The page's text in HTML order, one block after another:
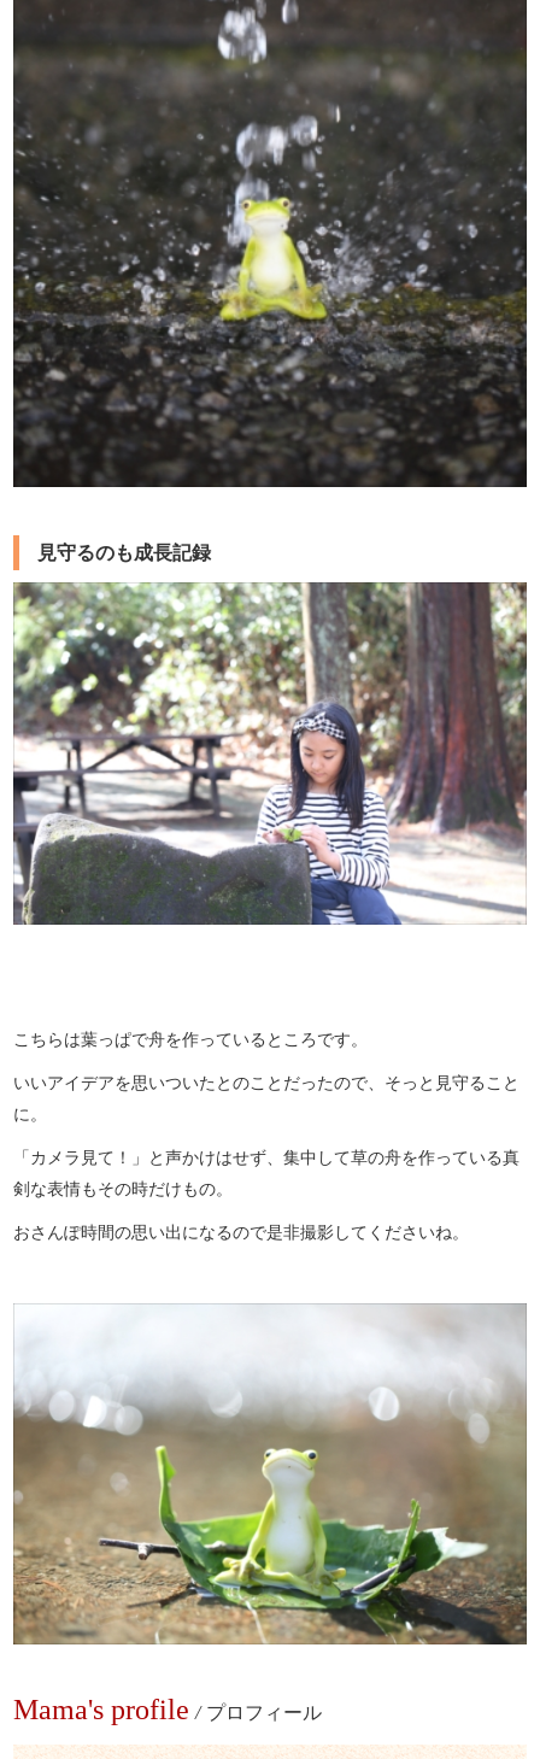
見守るのも成長記録
こちらは葉っぱで舟を作っているところです。
いいアイデアを思いついたとのことだったので、そっと見守ること
に。
「カメラ見て！」と声かけはせず、集中して草の舟を作っている真
剣な表情もその時だけもの。
おさんぽ時間の思い出になるので是非撮影してくださいね。
Mama's profile / プロフィール